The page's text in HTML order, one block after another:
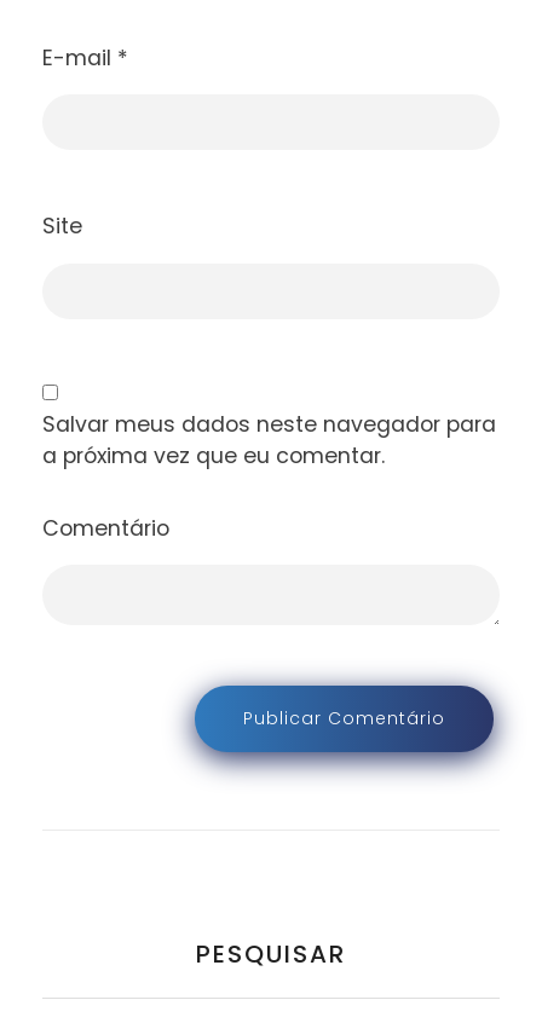
E-mail *
Site
Salvar meus dados neste navegador para
a próxima vez que eu comentar.
Comentário
PESQUISAR